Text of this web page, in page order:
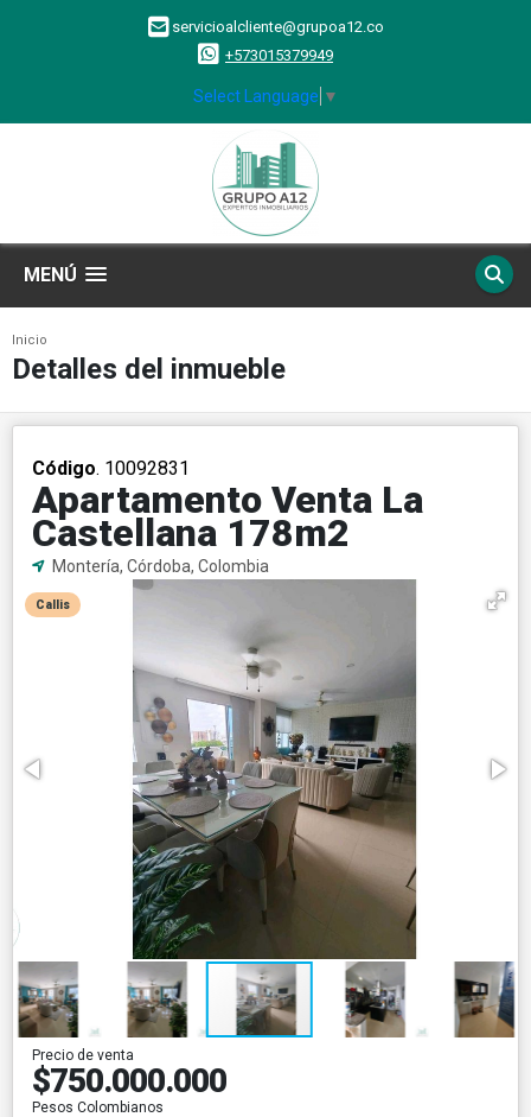
servicioalcliente@grupoa12.co
+573015379949
Select Language ▼
MENÚ
Inicio
Detalles del inmueble
Código. 10092831
Apartamento Venta La
Castellana 178m2
Montería, Córdoba, Colombia
Callis
Precio de venta
$750.000.000
Pesos Colombianos